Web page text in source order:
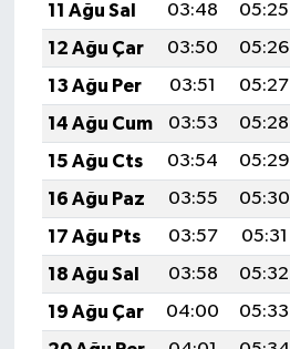
11 Ağu Sal
03:48 05:25
12 Ağu Çar
03:50 05:26
13 Ağu Per
03:51 05:27
14 Ağu Cum
03:53 05:28
15 Ağu Cts
03:54 05:29
16 Ağu Paz
03:55 05:30
17 Ağu Pts
03:57 05:31
18 Ağu Sal
03:58 05:32
19 Ağu Çar
04:00 05:33